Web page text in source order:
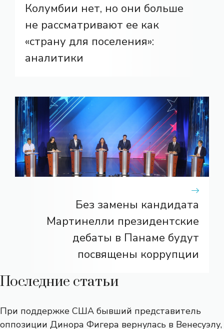
Колумбии нет, но они больше
не рассматривают ее как
«страну для поселения»:
аналитики
Без замены кандидата
Мартинелли президентские
дебаты в Панаме будут
посвящены коррупции
Последние статьи
При поддержке США бывший представитель
оппозиции Динора Фигера вернулась в Венесуэлу,